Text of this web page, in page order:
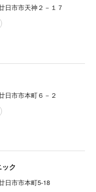
日市市天神２－１７
日市市本町６－２
ク
日市市本町5-18